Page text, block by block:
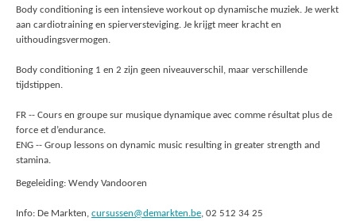
Body conditioning is een intensieve workout op dynamische muziek. Je werkt
aan cardiotraining en spierversteviging. Je krijgt meer kracht en
uithoudingsvermogen.
Body conditioning 1 en 2 zijn geen niveauverschil, maar verschillende
tijdstippen.
FR -- Cours en groupe sur musique dynamique avec comme résultat plus de
force et d’endurance.
ENG -- Group lessons on dynamic music resulting in greater strength and
stamina.
Begeleiding: Wendy Vandooren
Info: De Markten, cursussen@demarkten.be, 02 512 34 25